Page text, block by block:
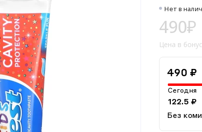
Нет в
490₽
Цена в
490 ₽
Сегодня
122.5 ₽
Без